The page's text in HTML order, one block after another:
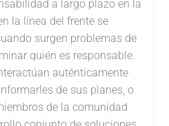
a largo plazo en la
la línea del frente se
surgen problemas de
quién es responsable.
auténticamente
de sus planes, o
de la comunidad